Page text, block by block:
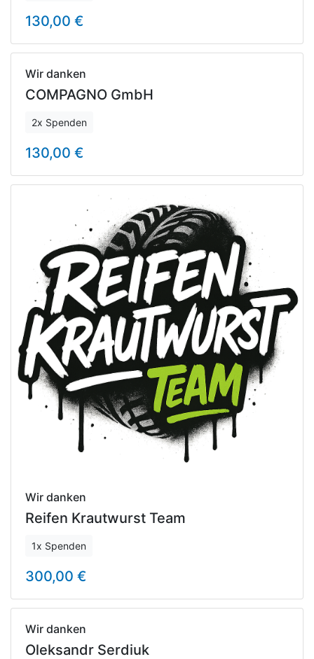
130,00 €
Wir danken
COMPAGNO GmbH
2x Spenden
130,00 €
Wir danken
Reifen Krautwurst Team
1x Spenden
300,00 €
Wir danken
Oleksandr Serdiuk